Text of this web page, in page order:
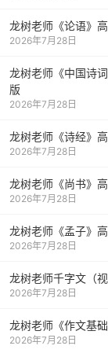
龙树老师《论语》
2026年7月28日
龙树老师《中国诗
版
2026年7月28日
龙树老师《诗经》
2026年7月28日
龙树老师《尚书》
2026年7月28日
龙树老师《孟子》
2026年7月28日
龙树老师千字文（
2026年7月28日
龙树老师《作文基
2026年7月28日